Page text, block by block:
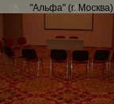
"Альфа" (г. Москва)